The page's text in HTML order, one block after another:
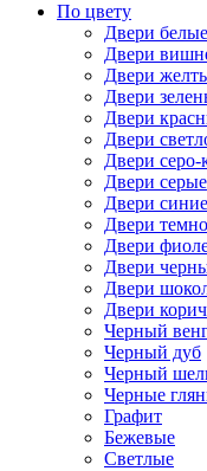
По цвету
Двери белые
Двери
Двери
Двери
Двери
Двери
Двери
Двери серые
Двери синие
Двери
Двери
Двери
Двери
Двери
Черный
Черный дуб
Черный
Черные
Графит
Бежевые
Светлые